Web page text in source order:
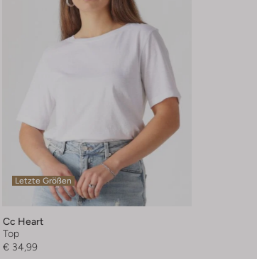
Letzte Größen
Cc Heart
Top
€ 34,99